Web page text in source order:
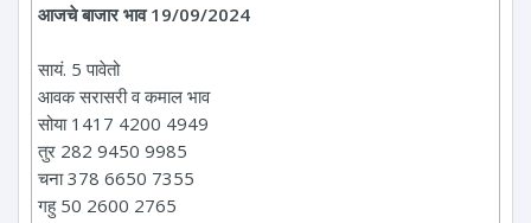
आजचे बाजार भाव 19/09/2024
सायं. 5 पावेतो
आवक सरासरी व कमाल भाव
सोया 1417 4200 4949
तुर 282 9450 9985
चना 378 6650 7355
गहु 50 2600 2765